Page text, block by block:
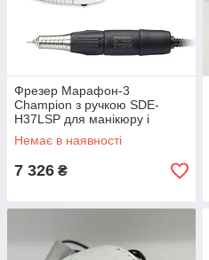
Фрезер Марафон-3
Champion з ручкою SDE-
H37LSP для манікюру і
педикюру, без педалі
Немає в наявності
7 326 ₴